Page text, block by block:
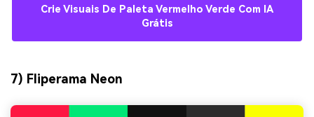
Crie Visuais De Paleta Vermelho Verde Com IA
Grátis
7) Fliperama Neon